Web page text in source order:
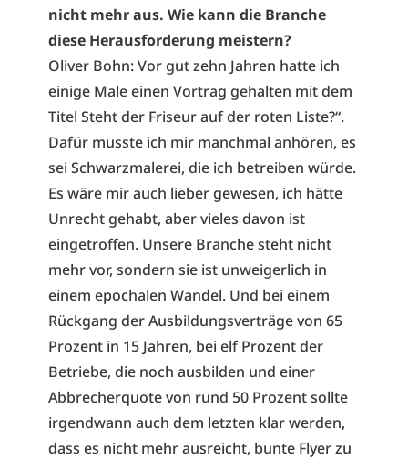
nicht mehr aus. Wie kann die Branche
diese Herausforderung meistern?
Oliver Bohn: Vor gut zehn Jahren hatte ich
einige Male einen Vortrag gehalten mit dem
Titel Steht der Friseur auf der roten Liste?“.
Dafür musste ich mir manchmal anhören, es
sei Schwarzmalerei, die ich betreiben würde.
Es wäre mir auch lieber gewesen, ich hätte
Unrecht gehabt, aber vieles davon ist
eingetroffen. Unsere Branche steht nicht
mehr vor, sondern sie ist unweigerlich in
einem epochalen Wandel. Und bei einem
Rückgang der Ausbildungsverträge von 65
Prozent in 15 Jahren, bei elf Prozent der
Betriebe, die noch ausbilden und einer
Abbrecherquote von rund 50 Prozent sollte
irgendwann auch dem letzten klar werden,
dass es nicht mehr ausreicht, bunte Flyer zu